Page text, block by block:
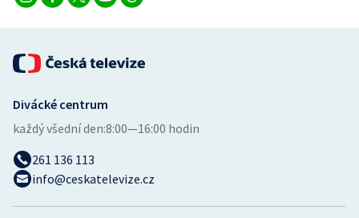
Ostatní
Divácké centrum
každý všední den:8:00—16:00 hodin
261 136 113
info@ceskatelevize.cz